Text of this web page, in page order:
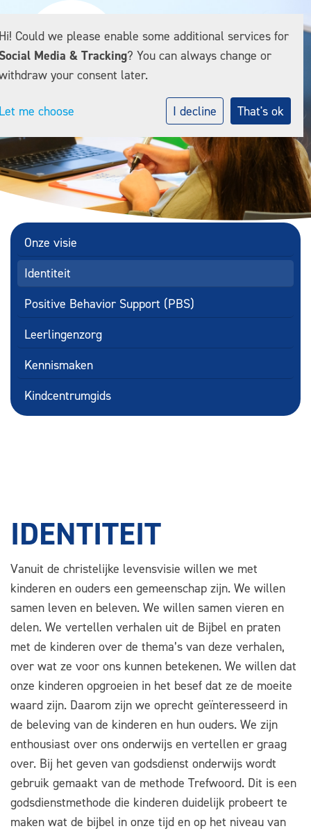
Onze visie
Identiteit
Positive Behavior Support (PBS)
Leerlingenzorg
Kennismaken
Kindcentrumgids
IDENTITEIT
Vanuit de christelijke levensvisie willen we met
kinderen en ouders een gemeenschap zijn. We willen
samen leven en beleven. We willen samen vieren en
delen. We vertellen verhalen uit de Bijbel en praten
met de kinderen over de thema’s van deze verhalen,
over wat ze voor ons kunnen betekenen. We willen dat
onze kinderen opgroeien in het besef dat ze de moeite
waard zijn. Daarom zijn we oprecht geïnteresseerd in
de beleving van de kinderen en hun ouders. We zijn
enthousiast over ons onderwijs en vertellen er graag
over. Bij het geven van godsdienst onderwijs wordt
gebruik gemaakt van de methode Trefwoord. Dit is een
godsdienstmethode die kinderen duidelijk probeert te
maken wat de bijbel in onze tijd en op het niveau van
Could we please enable some additional services for
Media & Tracking? You can always change or
your consent later.
me choose I decline That's ok